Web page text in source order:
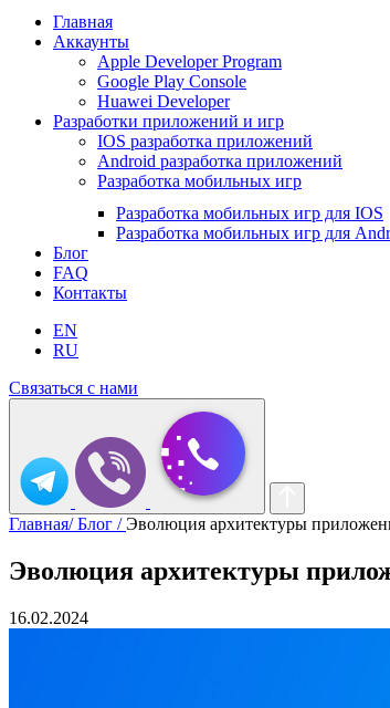
Главная
Аккаунты
Apple Developer Program
Google Play Console
Huawei Developer
Разработки приложений и игр
IOS разработка приложений
Android разработка приложений
Разработка мобильных игр
Разработка мобильных игр для IOS
Разработка мобильных игр для
Блог
FAQ
Контакты
EN
RU
Связаться с нами
Главная/Блог /Эволюция архитектуры
Эволюция архитектуры
16.02.2024